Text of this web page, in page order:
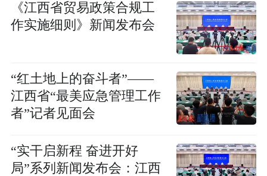
《江西省贸易政策合规工
作实施细则》新闻发布会
“红土地上的奋斗者”——
江西省“最美应急管理工作
者”记者见面会
“实干启新程 奋进开好
局”系列新闻发布会：江西